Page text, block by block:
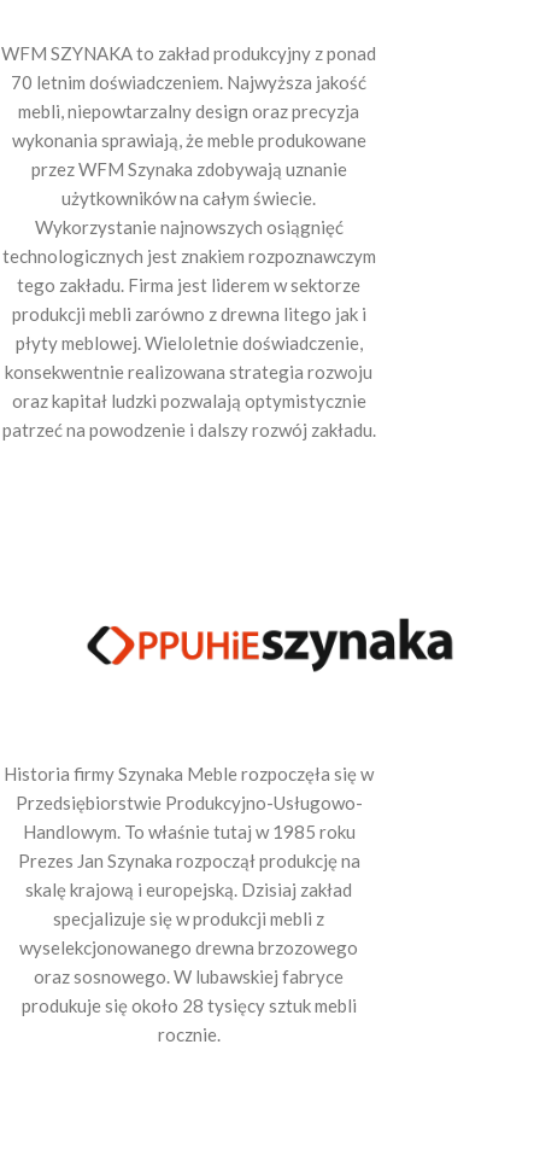
WFM SZYNAKA to zakład produkcyjny z ponad
70 letnim doświadczeniem. Najwyższa jakość
mebli, niepowtarzalny design oraz precyzja
wykonania sprawiają, że meble produkowane
przez WFM Szynaka zdobywają uznanie
użytkowników na całym świecie.
Wykorzystanie najnowszych osiągnięć
technologicznych jest znakiem rozpoznawczym
tego zakładu. Firma jest liderem w sektorze
produkcji mebli zarówno z drewna litego jak i
płyty meblowej. Wieloletnie doświadczenie,
konsekwentnie realizowana strategia rozwoju
oraz kapitał ludzki pozwalają optymistycznie
patrzeć na powodzenie i dalszy rozwój zakładu.
Historia firmy Szynaka Meble rozpoczęła się w
Przedsiębiorstwie Produkcyjno-Usługowo-
Handlowym. To właśnie tutaj w 1985 roku
Prezes Jan Szynaka rozpoczął produkcję na
skalę krajową i europejską. Dzisiaj zakład
specjalizuje się w produkcji mebli z
wyselekcjonowanego drewna brzozowego
oraz sosnowego. W lubawskiej fabryce
produkuje się około 28 tysięcy sztuk mebli
rocznie.